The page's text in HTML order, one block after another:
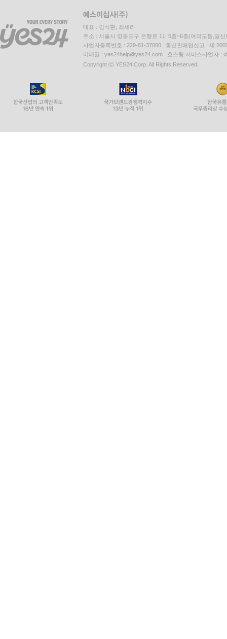
대표 : 김석환, 최세라
주소 : 서울시 영등포구 은행로 11, 5층~6층(여의도동,일신
사업자등록번호 : 229-81-37000 통신판매업신고 : 제
이메일 : yes24help@yes24.com 호스팅 서비스사업자 :
Copyright ⓒ YES24 Corp. All Rights Reserved.